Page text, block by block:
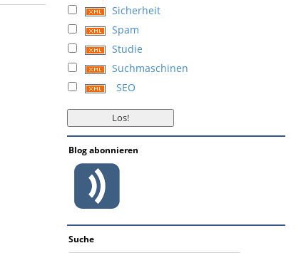
Sicherheit
Spam
Studie
Suchmaschinen
SEO
Blog abonnieren
Suche